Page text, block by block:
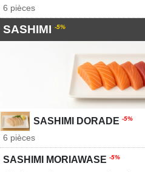
6 pièces
SASHIMI -5%
SASHIMI DORADE -5%
6 pièces
SASHIMI MORIAWASE -5%